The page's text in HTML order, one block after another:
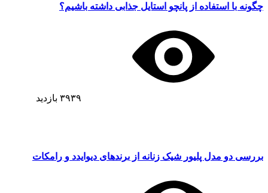
چگونه با استفاده از پانچو استایل جذابی داشته باشیم؟
۳۹۳۹ بازدید
بررسی دو مدل پلیور شیک زنانه از برندهای دیوایدد و رامکات